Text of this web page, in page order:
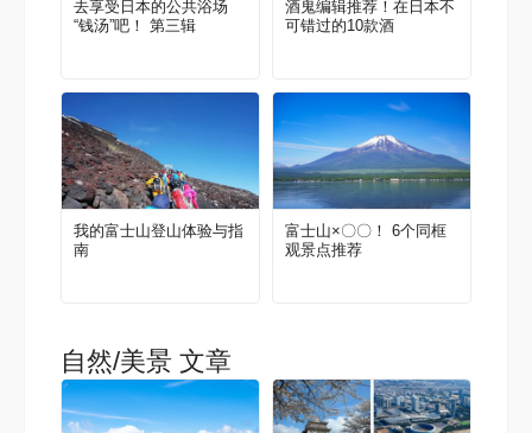
去享受日本的公共浴场
“钱汤”吧！ 第三辑
酒鬼编辑推荐！在日本不
可错过的10款酒
我的富士山登山体验与指
南
富士山×〇〇！ 6个同框
观景点推荐
自然/美景 文章